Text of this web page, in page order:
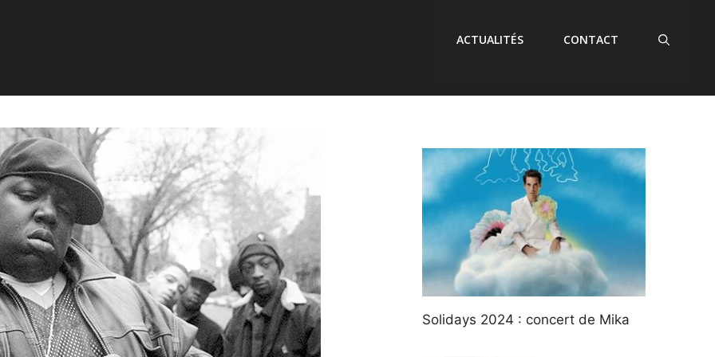
ACTUALITÉS CONTACT
Solidays 2024 : concert de Mika